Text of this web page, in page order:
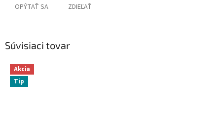
OPÝTAŤ SA ZDIEĽAŤ
Súvisiaci tovar
Akcia
Tip